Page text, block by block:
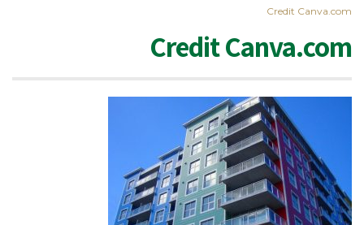
Credit Canva.com
Credit Canva.com